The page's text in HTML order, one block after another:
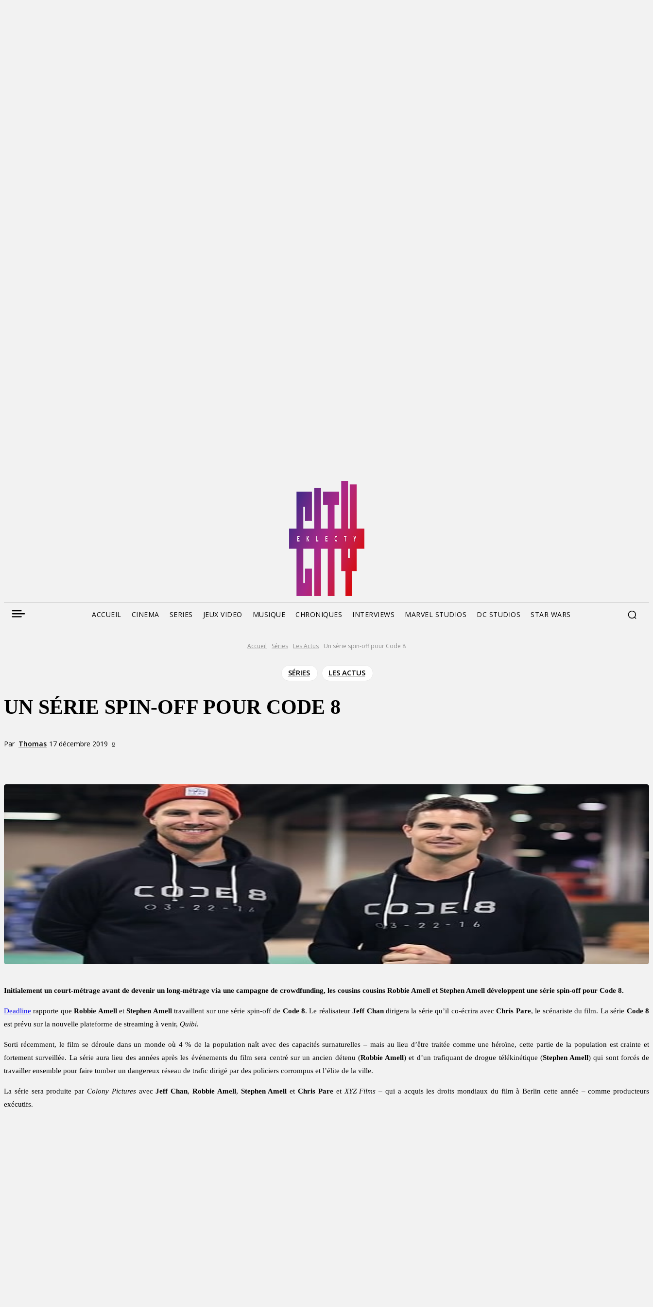
ACCUEIL CINEMA SERIES JEUX VIDEO MUSIQUE CHRONIQUES INTERVIEWS MARVEL STUDIOS DC STUDIOS STAR WARS
Accueil Séries Les Actus Un série spin-off pour Code 8
SÉRIES LES ACTUS
UN SÉRIE SPIN-OFF POUR CODE 8
Par Thomas 17 décembre 2019 0
Initialement un court-métrage avant de devenir un long-métrage via une campagne de crowdfunding, les cousins cousins Robbie Amell et Stephen Amell développent une série spin-off pour Code 8.
Deadline rapporte queRobbie AmelletStephen Amelltravaillent sur une série spin-off de Code 8. Le réalisateurJeff Chandirigera la série qu’il co-écrira avecChris Pare, le scénariste du film. La série Code 8
est prévu sur la nouvelle plateforme de streaming à venir, Quibi.
Sorti récemment, le film se déroule dans un monde où 4 % de la population naît avec des capacités surnaturelles – mais au lieu d’être traitée comme une héroïne, cette partie de la population est crainte et
fortement surveillée. La série aura lieu des années après les événements du film sera centré sur un ancien détenu (Robbie Amell) et d’un trafiquant de drogue télékinétique (Stephen Amell) qui sont forcés de
travailler ensemble pour faire tomber un dangereux réseau de trafic dirigé par des policiers corrompus et l’élite de la ville.
La série sera produite par Colony PicturesavecJeff Chan,Robbie Amell, Stephen Amell etChris Pareet XYZ Films – qui a acquis les droits mondiaux du film à Berlin cette année – comme producteurs
exécutifs.